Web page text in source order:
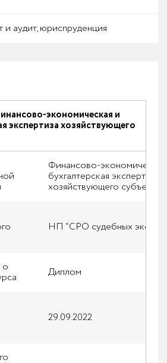
и аудит, юриспруденция
экономическая и
экспертиза хозяйствующего
Финансово-
бухгалтерская экспертиза
хозяйствующего субъекта
НП “СРО судебных
о Диплом
29.09.2022